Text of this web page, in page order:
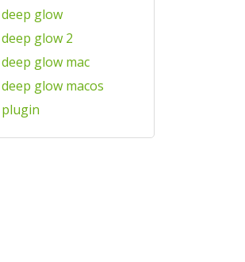
deep glow
deep glow 2
deep glow mac
deep glow macos
plugin